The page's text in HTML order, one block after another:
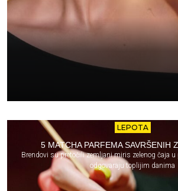
LEPOTA
5 MATCHA PARFEMA SAVRŠENIH
Brendovi su pretočili zemljani miris zelenog čaja u
odgovaraju toplijim danima